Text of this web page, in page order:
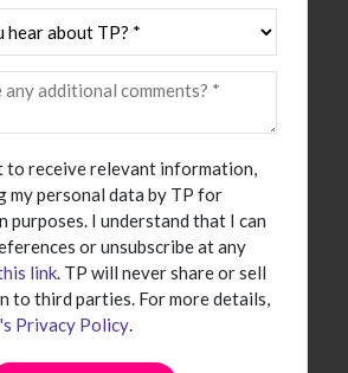
to receive relevant information,
my personal data by TP for
purposes. I understand that I can
or unsubscribe at any
link. TP will never share or sell
to third parties. For more details,
Privacy Policy.